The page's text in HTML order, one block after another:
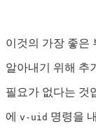
이것의 가장 좋은
알아내기 위해 추
필요가 없다는 것
에 v-uid 명령을